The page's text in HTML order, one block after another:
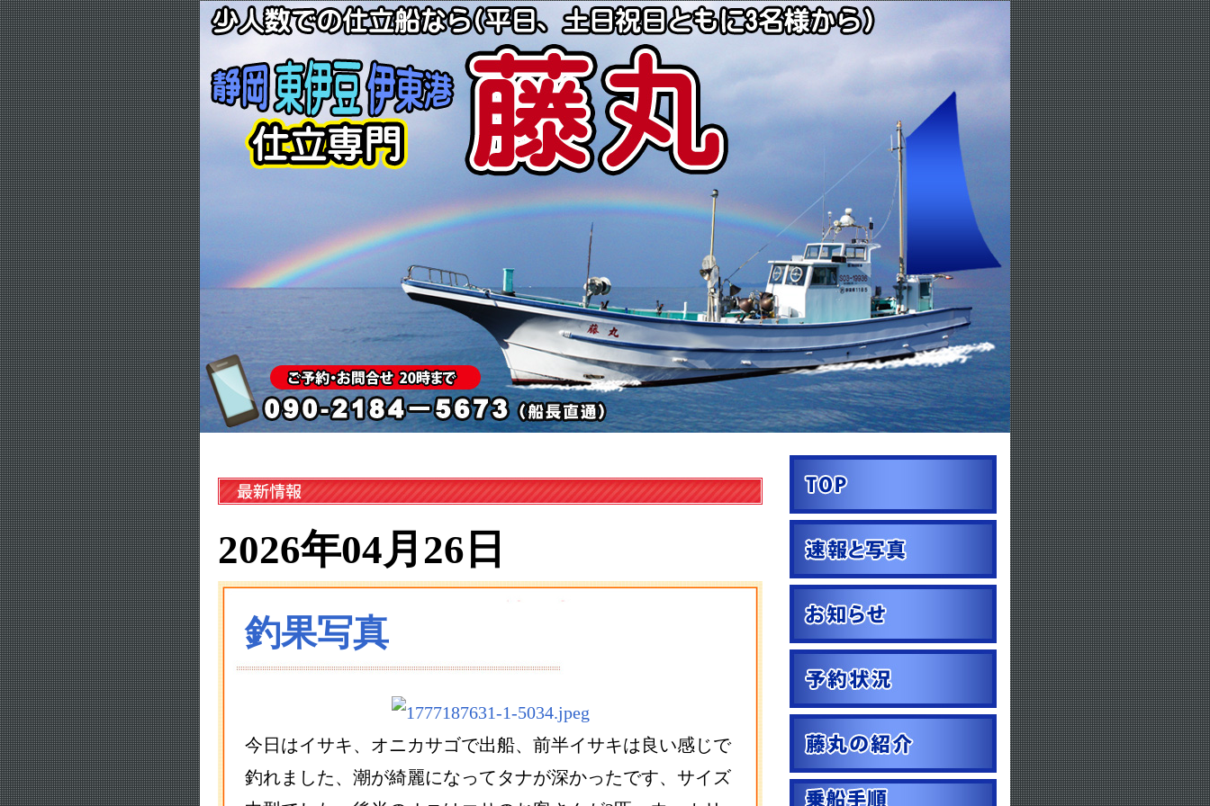
2026年04月26日
釣果写真
今日はイサキ、オニカサゴで出船、前半イサキは良い感じで
釣れました、潮が綺麗になってタナが深かったです、サイズ